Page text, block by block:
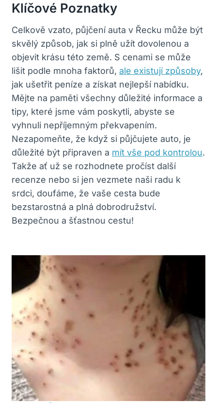
Klíčové Poznatky
Celkově vzato, půjčení⁣ auta⁣ v ​Řecku může být⁢
skvělý způsob, jak⁣ si plně ​užít dovolenou a
⁣objevit krásu této ⁣země. S ⁣cenami se může
lišit ‍podle mnoha faktorů,‍ ale existují způsoby,
⁢jak ušetřit peníze a získat nejlepší ⁤nabídku.⁢
Mějte na​ paměti všechny důležité informace ⁣a
tipy, které jsme vám poskytli, abyste se⁣
vyhnuli nepříjemným ‍překvapením.
Nezapomeňte, že když ⁢si půjčujete auto, je‍
důležité být‍ připraven⁤ a mít vše pod kontrolou.
‍Takže⁤ ať ⁤už se⁢ rozhodnete⁣ pročíst další
recenze nebo si jen⁣ vezmete naši ⁣radu k
srdci, doufáme, že ‍vaše cesta ​bude
bezstarostná a ⁢plná‍ dobrodružství.
Bezpečnou a šťastnou cestu!